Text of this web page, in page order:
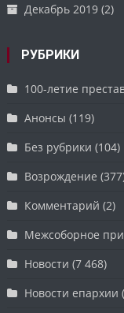
Декабрь 2019 (2)
РУБРИКИ
100-летие
Анонсы (119)
Без рубрики (104)
Возрождение
Комментарий (2)
Межсоборное
Новости (7 468)
Новости епархии